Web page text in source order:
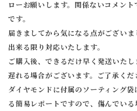
ローお願いします。関係ないコメン
です。
届きましてから気になる点がございま
出来る限り対応いたします。
ご購入後、できるだけ早く発送いた
遅れる場合がございます。ご了承くだ
ダイヤモンドに付属のソーティング
る簡易レポートですので、傷んでい